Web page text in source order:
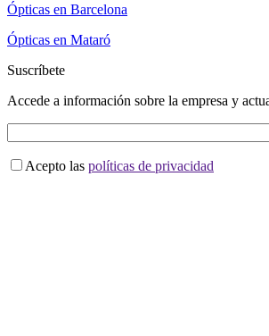
Ópticas en Barcelona
Ópticas en Mataró
Suscríbete
Accede a información sobre la empresa y
Acepto las políticas de privacidad